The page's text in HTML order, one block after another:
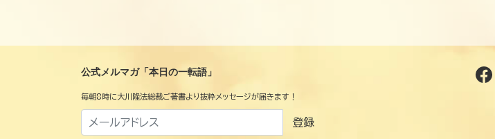
公式メルマガ「本日の一転語」
毎朝8時に大川隆法総裁ご著書より抜粋メッセージが届きます！
登録